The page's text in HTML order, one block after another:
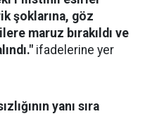
şoklarına, göz
maruz bırakıldı ve
ifadelerine yer
yanı sıra